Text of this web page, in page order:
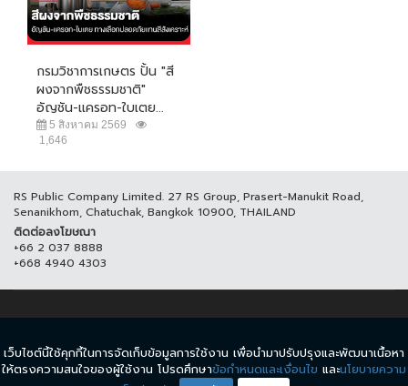
กรมวิชาการเกษตร ปั้น "สี
ผงจากพืชธรรมชาติ"
อัญชัน-แครอท-ใบเตย...
5 สิงหาคม 2569
1,646
RS Public Company Limited. 27 RS Group, Prasert-Manukit Road,
Senanikhom, Chatuchak, Bangkok 10900, THAILAND
ติดต่อลงโฆษณา
+66 2 037 8888
+668 4940 4303
© COPYRIGHT 2017 THAICH8.COM, ALL RIGHT RESERVED.
ข้อกำหนดและเงื่อนไข นโยบายความเป็นส่วนตัว
เว็บไซต์นี้ใช้คุกกี้ในการจัดเก็บข้อมูลการใช้งาน เพื่อนำมาปรับปรุงและพัฒนาเนื้อหา
ให้ตรงความสนใจของผู้ใช้งาน โปรดศึกษาข้อกำหนดและเงื่อนไข และนโยบายความ